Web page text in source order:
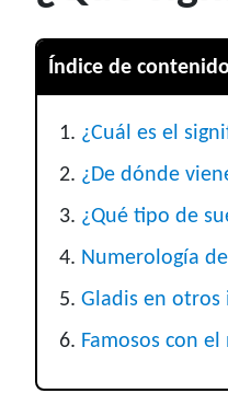
Índice de
¿Cuál es el
¿De dónde
¿Qué tipo de
Numerología
Gladis en otros
Famosos con